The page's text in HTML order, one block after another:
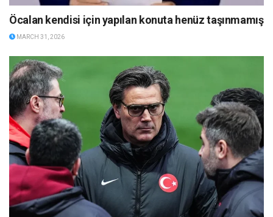
Öcalan kendisi için yapılan konuta henüz taşınmamış
MARCH 31, 2026